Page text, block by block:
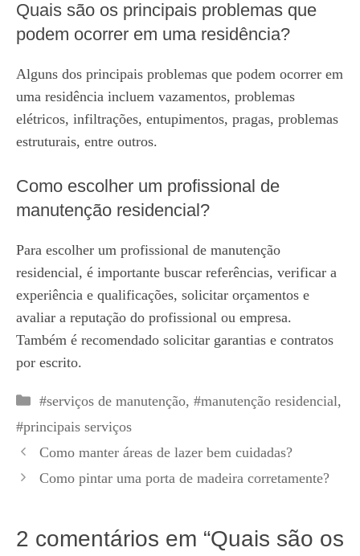
Quais são os principais problemas que
podem ocorrer em uma residência?
Alguns dos principais problemas que podem ocorrer em
uma residência incluem vazamentos, problemas
elétricos, infiltrações, entupimentos, pragas, problemas
estruturais, entre outros.
Como escolher um profissional de
manutenção residencial?
Para escolher um profissional de manutenção
residencial, é importante buscar referências, verificar a
experiência e qualificações, solicitar orçamentos e
avaliar a reputação do profissional ou empresa.
Também é recomendado solicitar garantias e contratos
por escrito.
Categorias
#serviços de manutenção, #manutenção residencial,
#principais serviços
Como manter áreas de lazer bem cuidadas?
Como pintar uma porta de madeira corretamente?
2 comentários em “Quais são os